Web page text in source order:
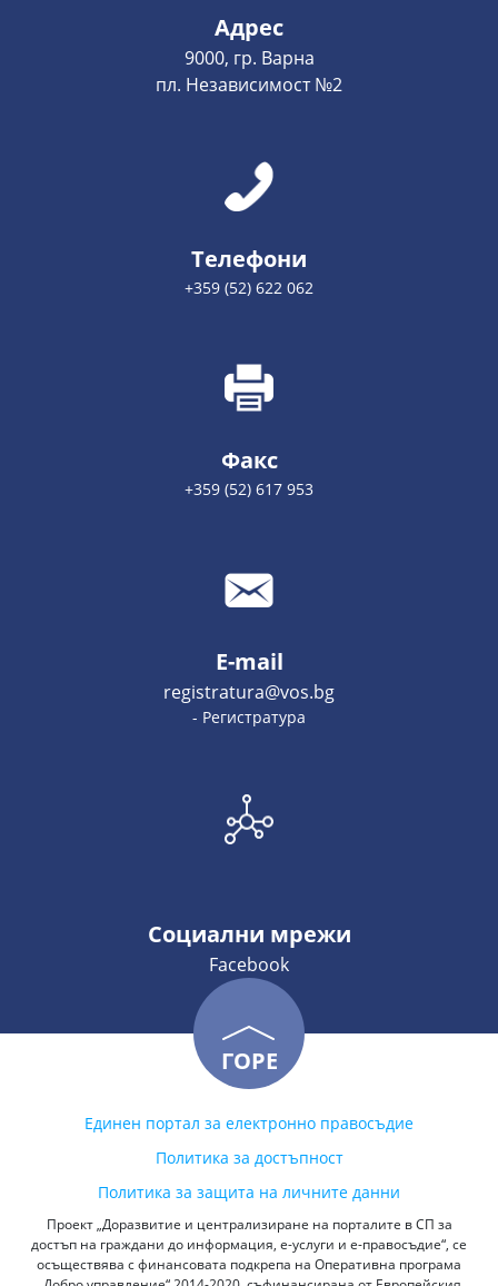
Адрес
9000, гр. Варна
пл. Независимост №2
Телефони
+359 (52) 622 062
Факс
+359 (52) 617 953
E-mail
registratura@vos.bg
- Регистратура
Социални мрежи
Facebook
ГОРЕ
Единен портал за електронно правосъдие
Политика за достъпност
Политика за защита на личните данни
Проект „Доразвитие и централизиране на порталите в СП за
достъп на граждани до информация, е-услуги и е-правосъдие“, се
осъществява с финансовата подкрепа на Оперативна програма